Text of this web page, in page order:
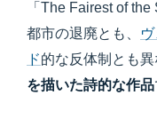
「The Fairest of the
都市の退廃とも、
ド的な反体制とも異
を描いた詩的な作品